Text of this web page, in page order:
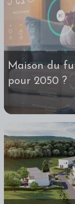
Maison du
pour 2050 ?